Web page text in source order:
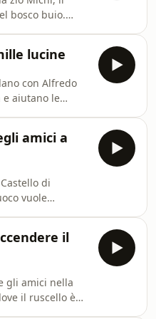
bosco buio.
stelle e
il coraggio
e quando
e conforta
lucine
con Alfredo
e aiutano le
amici a
di
vuole
e la festa èil
gli amici nella
il ruscello è